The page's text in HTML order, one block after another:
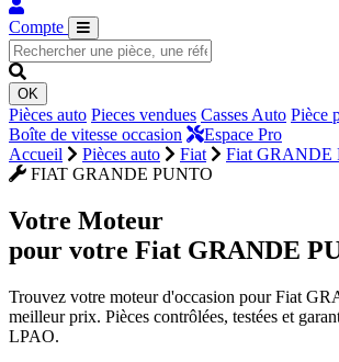
Compte
OK
Pièces auto Pieces vendues Casses Auto Pièce
Boîte de vitesse occasion
Espace Pro
Accueil
Pièces auto Fiat Fiat GRANDE
FIAT GRANDE PUNTO
Votre Moteur
pour votre Fiat GRANDE
Trouvez votre moteur d'occasion pour Fiat
meilleur prix. Pièces contrôlées, testées et
LPAO.